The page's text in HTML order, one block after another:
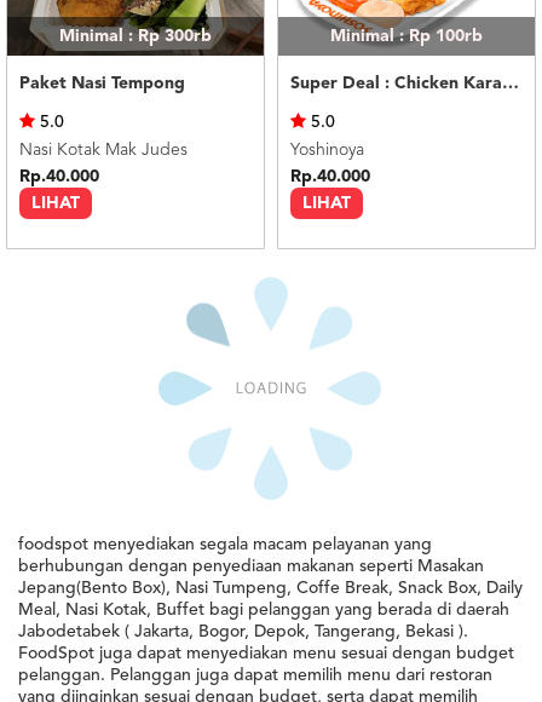
Minimal : Rp 300rb
Paket Nasi Tempong
LIHAT
5.0
Nasi Kotak Mak Judes
Rp.40.000
Minimal : Rp 100rb
Super Deal : Chicken Karaage (4 pcs)
LIHAT
5.0
Yoshinoya
Rp.40.000
LIHAT
Rp.40.000
Paket Nasi Liwet
LIHAT
Rp.40.000